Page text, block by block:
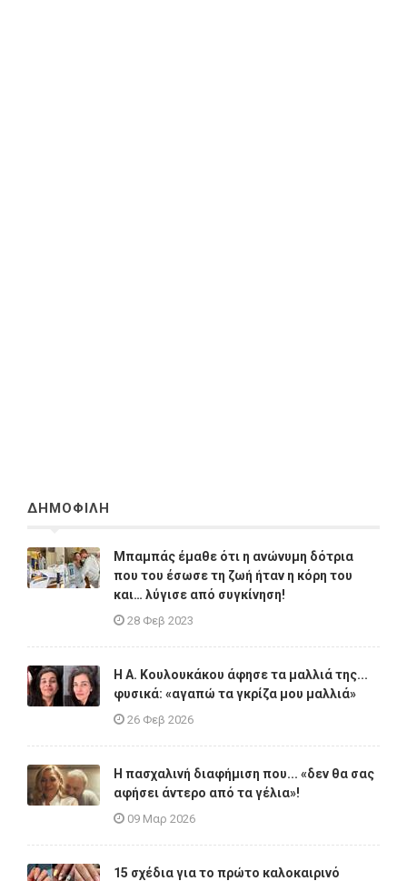
ΔΗΜΟΦΙΛΗ
Μπαμπάς έμαθε ότι η ανώνυμη δότρια
που του έσωσε τη ζωή ήταν η κόρη του
και… λύγισε από συγκίνηση!
28 Φεβ 2023
Η A. Κουλουκάκου άφησε τα μαλλιά της...
φυσικά: «αγαπώ τα γκρίζα μου μαλλιά»
26 Φεβ 2026
Η πασχαλινή διαφήμιση που... «δεν θα σας
αφήσει άντερο από τα γέλια»!
09 Μαρ 2026
15 σχέδια για το πρώτο καλοκαιρινό